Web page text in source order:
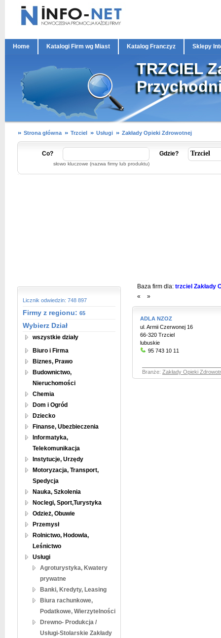
Home Katalogi Firm wg Miast Katalog Franczyz Sklepy
TRZCIEL
Strona główna Trzciel Usługi Zakłady Opieki Zdrowotnej
Co?
słowo kluczowe (nazwa firmy lub produktu)
Gdzie?
Licznik odwiedzin: 748 897
Firmy z regionu: 65
Wybierz Dział
wszystkie działy
Biuro i Firma
Biznes, Prawo
Budownictwo,
Nieruchomości
Chemia
Dom i Ogród
Dziecko
Finanse, Ubezbieczenia
Informatyka,
Telekomunikacja
Instytucje, Urzędy
Motoryzacja, Transport,
Spedycja
Nauka, Szkolenia
Noclegi, Sport,Turystyka
Odzież, Obuwie
Przemysł
Rolnictwo, Hodowla,
Leśnictwo
Usługi
Agroturystyka, Kwatery
prywatne
Banki, Kredyty, Leasing
Biura rachunkowe,
Podatkowe, Wierzytelności
Drewno- Produkcja /
Usługi-Stolarskie Zakłady
Baza firm dla: trzciel Zakłady
«
»
ADLA NZOZ
ul. Armii Czerwonej 16
66-320 Trzciel
lubuskie
95 743 10 11
Branże: Zakłady Opieki